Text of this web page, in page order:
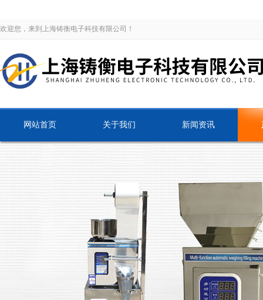
欢迎您，来到上海铸衡电子科技有限公司！
网站首页 关于我们 新闻资讯